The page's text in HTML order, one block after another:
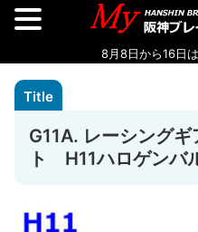
G11A. レーシング
ト H11ハロゲンバ